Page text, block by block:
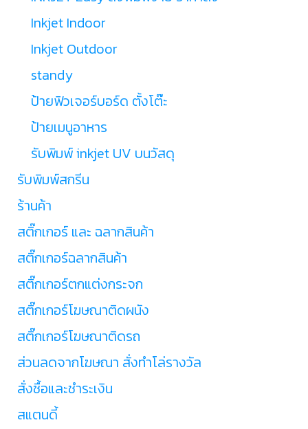
Inkjet Indoor
Inkjet Outdoor
standy
ป้ายฟิวเจอร์บอร์ด ตั้งโต๊ะ
ป้ายเมนูอาหาร
รับพิมพ์ inkjet UV บนวัสดุ
รับพิมพ์สกรีน
ร้านค้า
สติ๊กเกอร์ และ ฉลากสินค้า
สติ๊กเกอร์ฉลากสินค้า
สติ๊กเกอร์ตกแต่งกระจก
สติ๊กเกอร์โฆษณาติดผนัง
สติ๊กเกอร์โฆษณาติดรถ
ส่วนลดจากโฆษณา สั่งทำโล่รางวัล
สั่งซื้อและชำระเงิน
สแตนดี้